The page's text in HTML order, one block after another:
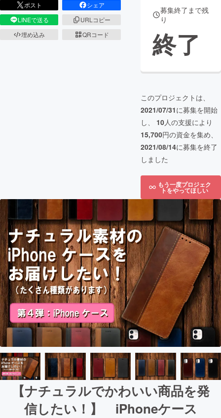
ポスト
シェア
LINEで送る
URLコピー
埋め込み
QRコード
募集終了まで残
り
終了
このプロジェクトは、
2021/07/31に募集を開始
し、 10人の支援により
15,700円の資金を集め、
2021/08/14に募集を終了
しました
もう一度プロジェク
トをやってほしい
【ナチュラルでかわいい商品を発
信したい！】 iPhoneケース